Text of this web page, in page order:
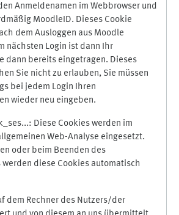
Anmeldenamen im Webbrowser und
MoodleID. Dieses Cookie
dem Ausloggen aus Moodle
nächsten Login ist dann Ihr
dann bereits eingetragen. Dieses
Sie nicht zu erlauben, Sie müssen
bei jedem Login Ihren
wieder neu eingeben.
Diese Cookies werden im
Web-Analyse eingesetzt.
oder beim Beenden des
werden diese Cookies automatisch
dem Rechner des Nutzers/der